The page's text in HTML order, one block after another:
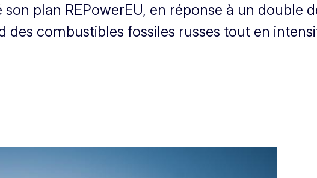
plan REPowerEU, en réponse à un double
des combustibles fossiles russes tout en